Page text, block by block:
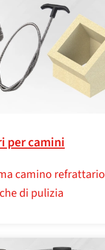
per camini
camino refrattario
di pulizia